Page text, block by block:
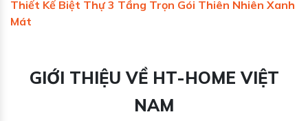
Thiết Kế Biệt Thự 3 Tầng Trọn Gói Thiên Nhiên Xanh
Mát
GIỚI THIỆU VỀ HT-HOME VIỆT
NAM